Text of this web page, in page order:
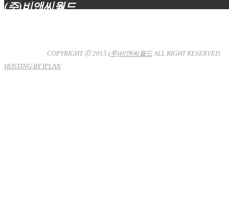
(주)비앤씨월드
COPYRIGHT ⓒ 2015 (주)비앤씨월드ALL RIGHT RESERVED.
HOSTING BY IPLAN